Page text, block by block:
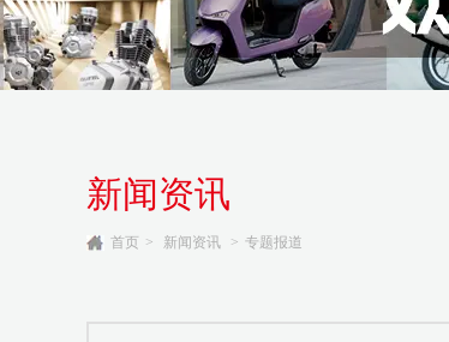
新闻资讯
首页 > 新闻资讯 > 专题报道